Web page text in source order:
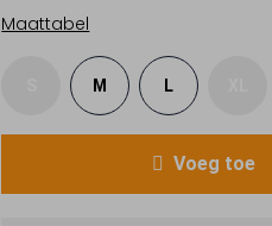
Maattabel
M L
Voeg toe